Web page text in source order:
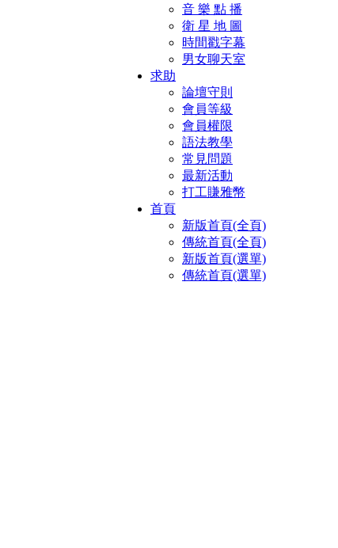
音 樂 點 播
衛 星 地 圖
時間戳字幕
男女聊天室
求助
論壇守則
會員等級
會員權限
語法教學
常見問題
最新活動
打工賺雅幣
首頁
新版首頁(全頁)
傳統首頁(全頁)
新版首頁(選單)
傳統首頁(選單)